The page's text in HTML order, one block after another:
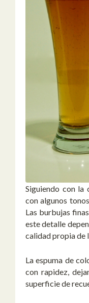
Siguiendo con la
con algunos
Las burbujas
este detalle
calidad propia de
La espuma de
con rapidez,
superficie de